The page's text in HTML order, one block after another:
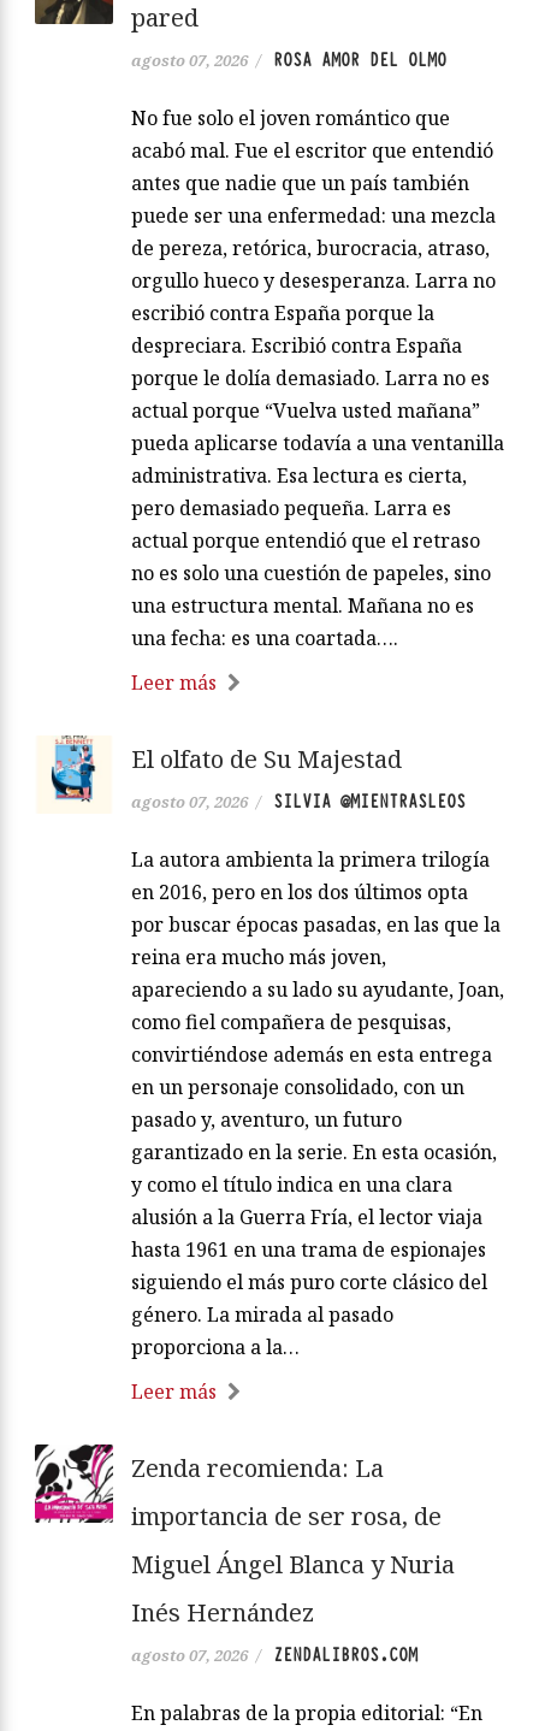
pared
agosto 07, 2026 / ROSA AMOR DEL OLMO
No fue solo el joven romántico que
acabó mal. Fue el escritor que entendió
antes que nadie que un país también
puede ser una enfermedad: una mezcla
de pereza, retórica, burocracia, atraso,
orgullo hueco y desesperanza. Larra no
escribió contra España porque la
despreciara. Escribió contra España
porque le dolía demasiado. Larra no es
actual porque “Vuelva usted mañana”
pueda aplicarse todavía a una ventanilla
administrativa. Esa lectura es cierta,
pero demasiado pequeña. Larra es
actual porque entendió que el retraso
no es solo una cuestión de papeles, sino
una estructura mental. Mañana no es
una fecha: es una coartada….
Leer más
El olfato de Su Majestad
agosto 07, 2026 / SILVIA @MIENTRASLEOS
La autora ambienta la primera trilogía
en 2016, pero en los dos últimos opta
por buscar épocas pasadas, en las que la
reina era mucho más joven,
apareciendo a su lado su ayudante, Joan,
como fiel compañera de pesquisas,
convirtiéndose además en esta entrega
en un personaje consolidado, con un
pasado y, aventuro, un futuro
garantizado en la serie. En esta ocasión,
y como el título indica en una clara
alusión a la Guerra Fría, el lector viaja
hasta 1961 en una trama de espionajes
siguiendo el más puro corte clásico del
género. La mirada al pasado
proporciona a la…
Leer más
Zenda recomienda: La
importancia de ser rosa, de
Miguel Ángel Blanca y Nuria
Inés Hernández
agosto 07, 2026 / ZENDALIBROS.COM
En palabras de la propia editorial: “En